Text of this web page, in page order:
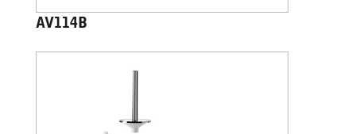
AV114B